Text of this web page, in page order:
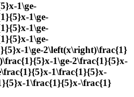
1\ge-
1\ge-
1\ge-
1\ge-
1\ge-2\left(x\right)\frac{1}
1\ge-2\frac{1}{5}x-
1\frac{1}{5}x-
1\frac{1}{5}x-\frac{1}